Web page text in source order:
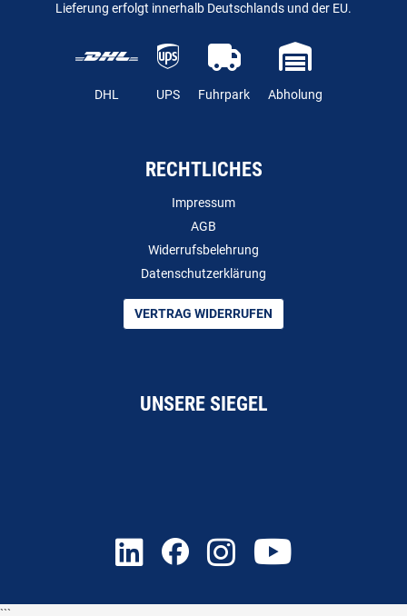
Lieferung erfolgt innerhalb Deutschlands und der EU.
DHL UPS Fuhrpark Abholung
RECHTLICHES
Impressum
AGB
Widerrufsbelehrung
Datenschutzerklärung
VERTRAG WIDERRUFEN
UNSERE SIEGEL